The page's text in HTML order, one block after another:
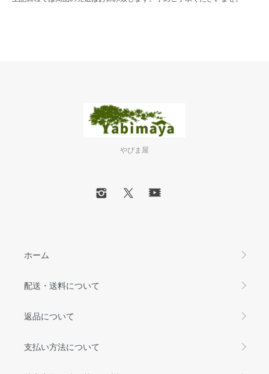
やびま屋
ホーム
配送・送料について
返品について
支払い方法について